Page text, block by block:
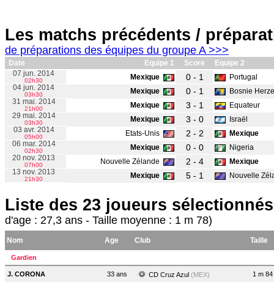
Les matchs précédents /
de préparations des équipes du groupe A >>>
Date Equipe 1 Score
Equipe 2
07 jun. 2014
02h30 Mexique 0 - 1
Portugal
04 jun. 2014
03h30 Mexique 0 - 1
Bosnie
31 mai. 2014
21h00 Mexique 3 - 1
Equateur
29 mai. 2014
03h30 Mexique 3 - 0
Israël
03 avr. 2014
05h00 Etats-Unis 2 - 2
Mexique
06 mar. 2014
02h30 Mexique 0 - 0
Nigeria
20 nov. 2013
07h00 Nouvelle Zélande 2 - 4
Mexique
13 nov. 2013
21h30 Mexique 5 - 1 Nouvelle
Liste des 23 joueurs sélectionnés
d'age : 27,3 ans - Taille moyenne : 1 m 78)
Nom Age Club Taille
Gardien
J. CORONA 33 ans CD Cruz Azul (MEX) 1 m 84